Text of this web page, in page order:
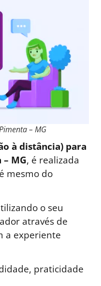
– MG
à distância) para
MG, é realizada
mesmo do
o seu
através de
a experiente
praticidade